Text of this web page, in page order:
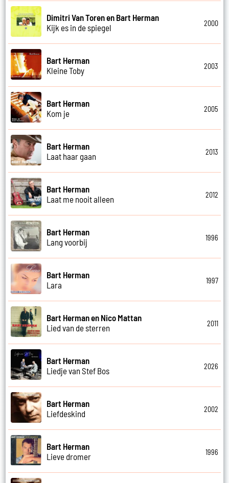
Dimitri Van Toren en Bart Herman
Kijk es in de spiegel
2000
Bart Herman
Kleine Toby
2003
Bart Herman
Kom je
2005
Bart Herman
Laat haar gaan
2013
Bart Herman
Laat me nooit alleen
2012
Bart Herman
Lang voorbij
1996
Bart Herman
Lara
1997
Bart Herman en Nico Mattan
Lied van de sterren
2011
Bart Herman
Liedje van Stef Bos
2026
Bart Herman
Liefdeskind
2002
Bart Herman
Lieve dromer
1996